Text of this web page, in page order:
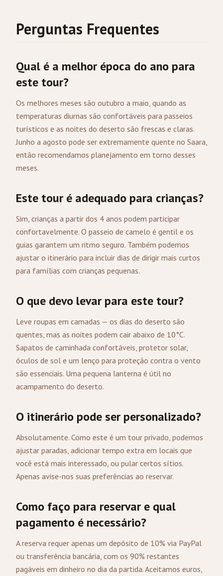
Perguntas Frequentes
Qual é a melhor época do ano para
este tour?
Os melhores meses são outubro a maio, quando as
temperaturas diurnas são confortáveis para passeios
turísticos e as noites do deserto são frescas e claras.
Junho a agosto pode ser extremamente quente no Saara,
então recomendamos planejamento em torno desses
meses.
Este tour é adequado para crianças?
Sim, crianças a partir dos 4 anos podem participar
confortavelmente. O passeio de camelo é gentil e os
guias garantem um ritmo seguro. Também podemos
ajustar o itinerário para incluir dias de dirigir mais curtos
para famílias com crianças pequenas.
O que devo levar para este tour?
Leve roupas em camadas — os dias do deserto são
quentes, mas as noites podem cair abaixo de 10°C.
Sapatos de caminhada confortáveis, protetor solar,
óculos de sol e um lenço para proteção contra o vento
são essenciais. Uma pequena lanterna é útil no
acampamento do deserto.
O itinerário pode ser personalizado?
Absolutamente. Como este é um tour privado, podemos
ajustar paradas, adicionar tempo extra em locais que
você está mais interessado, ou pular certos sítios.
Apenas avise-nos suas preferências ao reservar.
Como faço para reservar e qual
pagamento é necessário?
A reserva requer apenas um depósito de 10% via PayPal
ou transferência bancária, com os 90% restantes
pagáveis em dinheiro no dia da partida. Aceitamos euros,